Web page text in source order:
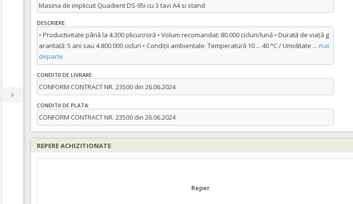
Masina de implicuit Quadient DS-95i cu 3 tavi A4 si stand
DESCRIERE
• Productivitate până la 4.300 plicuri/oră • Volum recomandat: 80.000 cicluri/lună • Durată de viață g
arantată: 5 ani sau 4.800.000 cicluri • Condiții ambientale: Temperatură 10 ... 40 °C / Umiditate ... mai
departe
CONDITII DE LIVRARE:
CONFORM CONTRACT NR. 23500 din 26.06.2024
CONDITII DE PLATA:
CONFORM CONTRACT NR. 23500 din 26.06.2024
REPERE ACHIZITIONATE
Reper